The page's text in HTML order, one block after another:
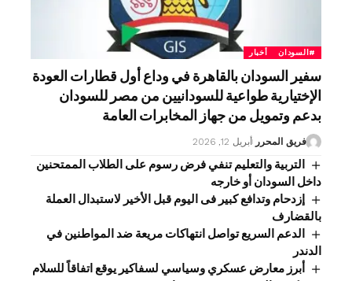
#السودان أخبار
سفير السودان بالقاهرة في وداع أول قطارات العودة
الإختيارية طواعية للسودانيين من مصر للسودان
بدعم وتمويل من جهاز المخابرات العامة
فريق المحرر أبريل 12, 2026
التربية والتعليم تنفي فرض رسوم على الطلاب الممتحنين
داخل السودان أو خارجه
إزدحام وتدافع كبير فى اليوم قبل الأخير لاستبدال العملة
بالقضارف
الدعم السريع تواصل انتهاكات مريعة ضد المواطنين في
الدندر
أبرز معارض عسكري وسياسي لسفاكير يوقع اتفاقاً للسلام